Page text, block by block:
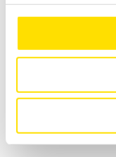
NCTE indikator är